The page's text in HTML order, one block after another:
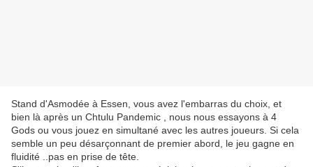
Stand d'Asmodée à Essen, vous avez l'embarras du choix, et
bien là après un Chtulu Pandemic , nous nous essayons à 4
Gods ou vous jouez en simultané avec les autres joueurs. Si cela
semble un peu désarçonnant de premier abord, le jeu gagne en
fluidité ..pas en prise de tête.